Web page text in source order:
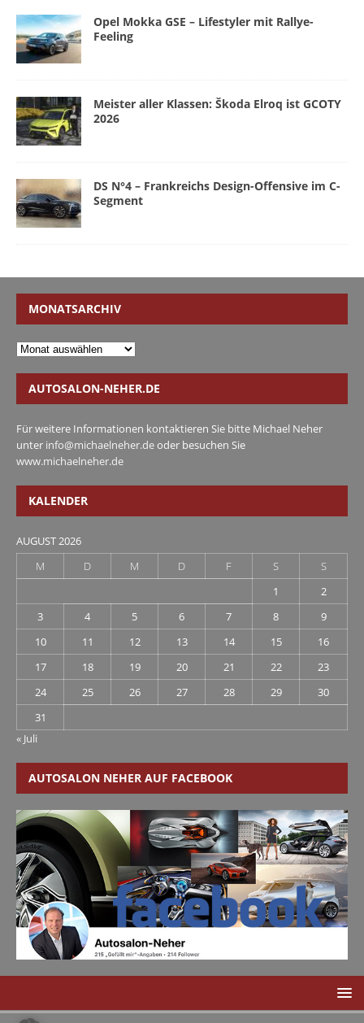
Opel Mokka GSE – Lifestyler mit Rallye-
Feeling
Meister aller Klassen: Škoda Elroq ist GCOTY
2026
DS N°4 – Frankreichs Design-Offensive im C-
Segment
MONATSARCHIV
AUTOSALON-NEHER.DE
Für weitere Informationen kontaktieren Sie bitte Michael Neher
unter info@michaelneher.deoder besuchen Sie
www.michaelneher.de
KALENDER
AUGUST 2026
M
D M D F S
S
1
2
3
4 5 6 7 8
9
10
11 12 13 14 15
16
17
18 19 20 21 22
23
24
25 26 27 28 29
30
31
« Juli
AUTOSALON NEHER AUF FACEBOOK